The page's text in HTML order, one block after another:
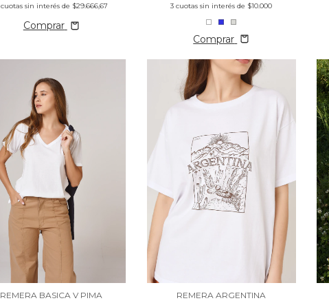
cuotas sin interés de $29.666,67
Comprar
3 cuotas sin interés de $10.000
Comprar
REMERA BASICA V PIMA
REMERA ARGENTINA